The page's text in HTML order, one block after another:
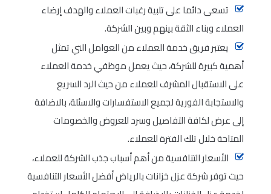
تسعى دائما على تلبية رغبات العملاء والهدف إرضاء
العملاء وبناء الثقة بينهم وبين الشركة.
يعتبر فريق خدمة العملاء من العوامل التي تمثل
أهمية كبيرة للشركة، حيث يعمل موظفي خدمة العملاء
على الاستقبال المشرف للعملاء من حيث الرد السريع
والاستجابة الفورية لجميع الاستفسارات والاسئلة، بالاضافة
إلى عرض لكافة التفاصيل وسرد للعروض والخصومات
المتاحة خلال تلك الفترة للعملاء.
الأسعار التنافسية من أهم أسباب جذب الشركة للعملاء،
حيث توفر شركة عزل خزانات بالرياض أفضل الأسعار التنافسية